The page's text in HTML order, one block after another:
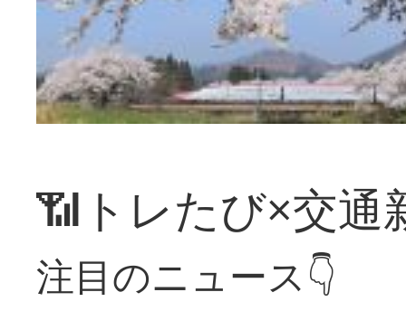
📶トレたび×交通
注目のニュース👇